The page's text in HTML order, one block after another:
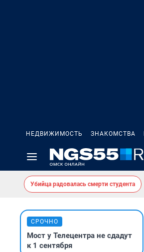
НЕДВИЖИМОСТЬ ЗНАКОМСТВА
Убийца радовалась смерти студента
СРОЧНО
Мост у Телецентра не сдадут
к 1 сентября